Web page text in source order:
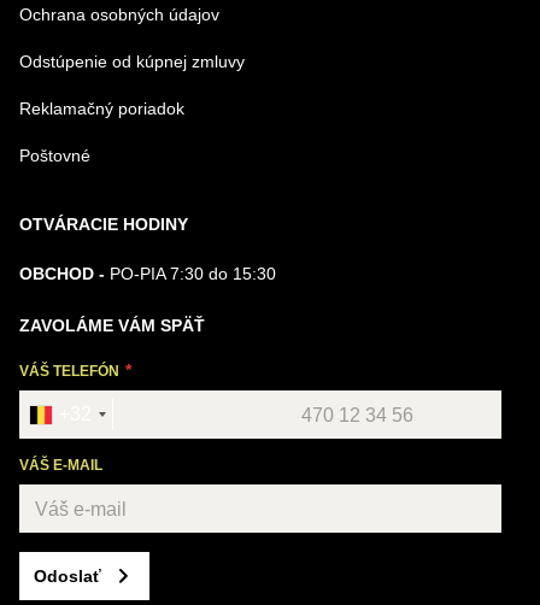
Ochrana osobných údajov
Odstúpenie od kúpnej zmluvy
Reklamačný poriadok
Poštovné
OTVÁRACIE HODINY
OBCHOD - PO-PIA 7:30 do 15:30
ZAVOLÁME VÁM SPÄŤ
VÁŠ TELEFÓN
VÁŠ E-MAIL
Odoslať